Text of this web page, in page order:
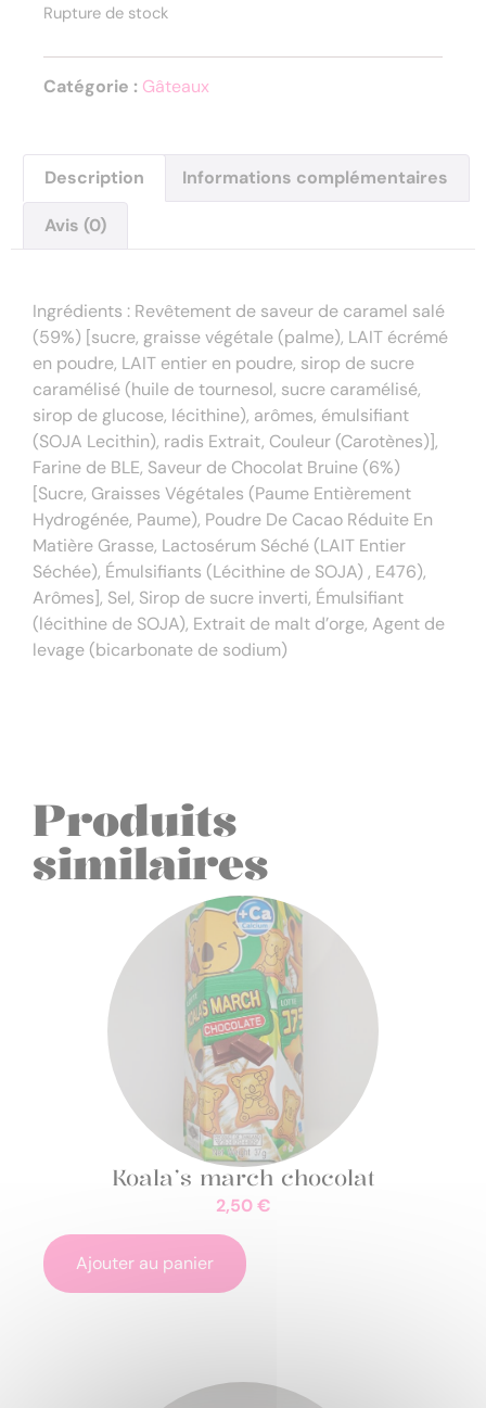
Rupture de stock
Catégorie : Gâteaux
Description Informations complémentaires
Avis (0)
Ingrédients : Revêtement de saveur de caramel salé
(59%) [sucre, graisse végétale (palme), LAIT écrémé
en poudre, LAIT entier en poudre, sirop de sucre
caramélisé (huile de tournesol, sucre caramélisé,
sirop de glucose, lécithine), arômes, émulsifiant
(SOJA Lecithin), radis Extrait, Couleur (Carotènes)],
Farine de BLE, Saveur de Chocolat Bruine (6%)
[Sucre, Graisses Végétales (Paume Entièrement
Hydrogénée, Paume), Poudre De Cacao Réduite En
Matière Grasse, Lactosérum Séché (LAIT Entier
Séchée), Émulsifiants (Lécithine de SOJA) , E476),
Arômes], Sel, Sirop de sucre inverti, Émulsifiant
(lécithine de SOJA), Extrait de malt d’orge, Agent de
levage (bicarbonate de sodium)
Produits
similaires
Koala’s march chocolat
2,50€
Ajouter au panier